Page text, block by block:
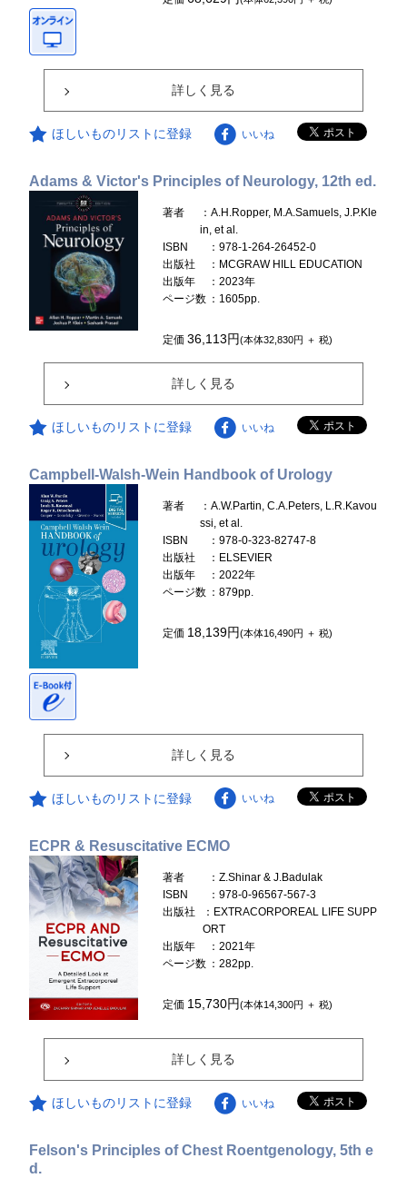
詳しく見る
ほしいものリストに登録 いいね
Adams & Victor's Principles of Neurology, 12th ed.
著者
：A.H.Ropper, M.A.Samuels, J.P.Kle
in, et al.
ISBN
：978-1-264-26452-0
出版社
：MCGRAW HILL EDUCATION
出版年
：2023年
ページ数 ：1605pp.
定価36,113円(本体32,830円 ＋ 税)
詳しく見る
ほしいものリストに登録 いいね
Campbell-Walsh-Wein Handbook of Urology
著者
：A.W.Partin, C.A.Peters, L.R.Kavou
ssi, et al.
ISBN
：978-0-323-82747-8
出版社
：ELSEVIER
出版年
：2022年
ページ数 ：879pp.
定価 18,139円(本体16,490円 ＋ 税)
詳しく見る
ほしいものリストに登録 いいね
ECPR & Resuscitative ECMO
著者
：Z.Shinar & J.Badulak
ISBN
：978-0-96567-567-3
出版社
：EXTRACORPOREAL LIFE SUPP
ORT
出版年
：2021年
ページ数 ：282pp.
定価 15,730円(本体14,300円 ＋ 税)
詳しく見る
ほしいものリストに登録 いいね
Felson's Principles of Chest Roentgenology, 5th e
d.